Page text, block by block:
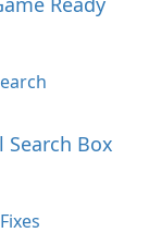
Search Box